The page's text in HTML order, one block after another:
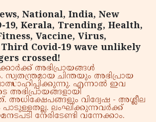
National, India, New
19, Kerala, Trending, Health,
Vaccine, Virus,
Covid-19 wave unlikely
crossed!
അഭിപ്രായങ്ങൾ
സ്വതന്ത്രമായ ചിന്തയും അഭിപ്രായ
എന്നാൽ ഇവ
അഭിപ്രായങ്ങളായി
വിദ്വേഷ - അശ്ലീല
ലംഘിക്കുന്നവർക്ക്
നേരിടേണ്ടി വന്നേക്കാം.